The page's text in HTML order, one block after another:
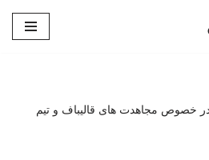
در خصوص مجاهدت های قالیباف و تیم